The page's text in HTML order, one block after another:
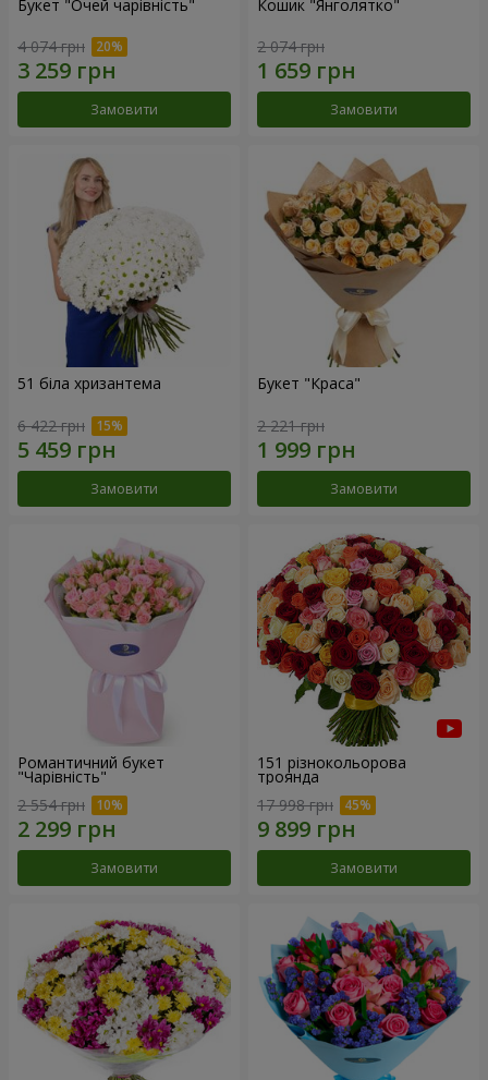
Букет "Очей чарівність"
4 074 грн
Замовити
Кошик "Янголятко"
2 074 грн
Замовити
51 біла хризантема
6 422 грн
Замовити
Букет "Краса"
2 221 грн
Замовити
Романтичний букет
"Чарівність"
2 554 грн
Замовити
151 різнокольорова
троянда
17 998 грн
Замовити